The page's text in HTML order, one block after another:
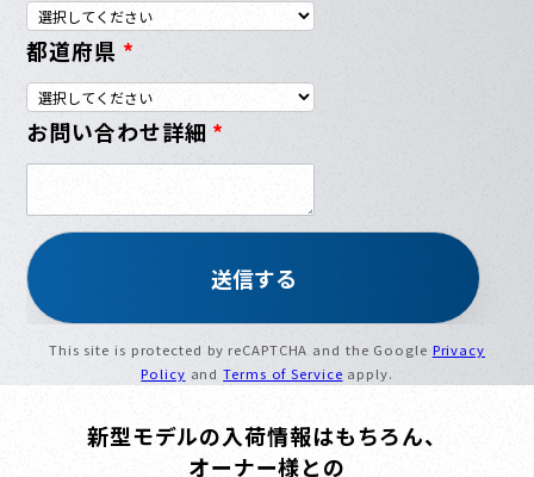
都道府県 *
お問い合わせ詳細 *
This site is protected by reCAPTCHA and the Google Privacy
Policy andTerms of Service apply.
新型モデルの入荷情報はもちろん、
オーナー様との